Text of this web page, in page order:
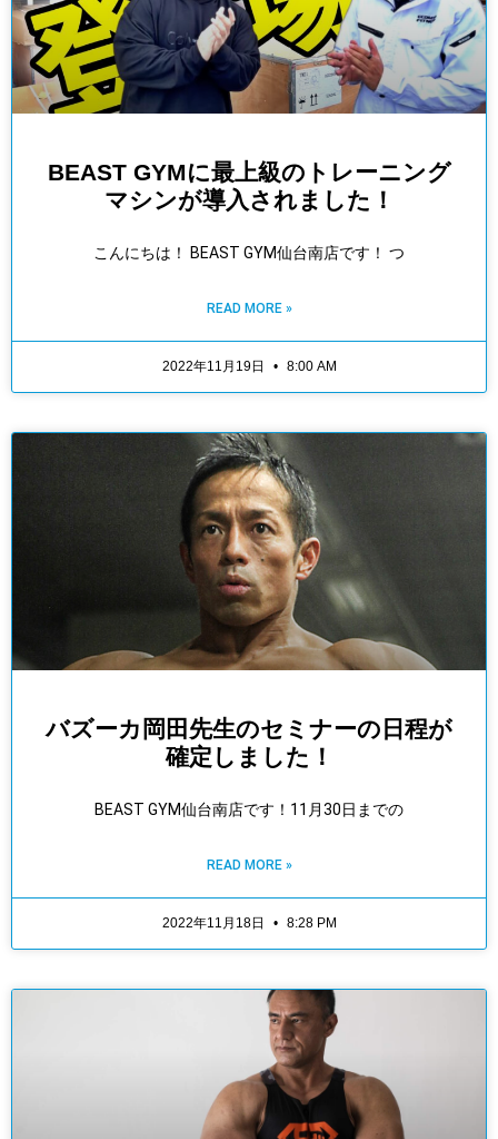
BEAST GYMに最上級のトレーニング
マシンが導入されました！
こんにちは！ BEAST GYM仙台南店です！ つ
READ MORE »
2022年11月19日 8:00 AM
バズーカ岡田先生のセミナーの日程が
確定しました！
BEAST GYM仙台南店です！11月30日までの
READ MORE »
2022年11月18日 8:28 PM